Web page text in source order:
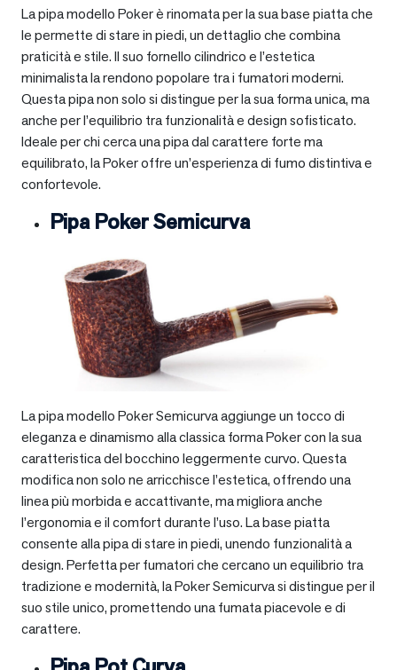
La pipa modello Poker è rinomata per la sua base piatta che
le permette di stare in piedi, un dettaglio che combina
praticità e stile. Il suo fornello cilindrico e l’estetica
minimalista la rendono popolare tra i fumatori moderni.
Questa pipa non solo si distingue per la sua forma unica, ma
anche per l’equilibrio tra funzionalità e design sofisticato.
Ideale per chi cerca una pipa dal carattere forte ma
equilibrato, la Poker offre un’esperienza di fumo distintiva e
confortevole.
Pipa Poker Semicurva
La pipa modello Poker Semicurva aggiunge un tocco di
eleganza e dinamismo alla classica forma Poker con la sua
caratteristica del bocchino leggermente curvo. Questa
modifica non solo ne arricchisce l’estetica, offrendo una
linea più morbida e accattivante, ma migliora anche
l’ergonomia e il comfort durante l’uso. La base piatta
consente alla pipa di stare in piedi, unendo funzionalità a
design. Perfetta per fumatori che cercano un equilibrio tra
tradizione e modernità, la Poker Semicurva si distingue per il
suo stile unico, promettendo una fumata piacevole e di
carattere.